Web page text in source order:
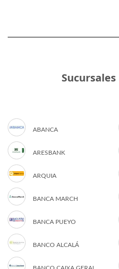
ABANCA
ARESBANK
ARQUIA
BANCA MARCH
BANCA PUEYO
BANCO ALCALÁ